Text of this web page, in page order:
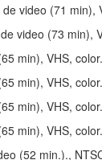
video (71 min),
video (73 min),
min), VHS,
min), VHS, color.
min), VHS, color.
min), VHS, color.
(52 min.).,